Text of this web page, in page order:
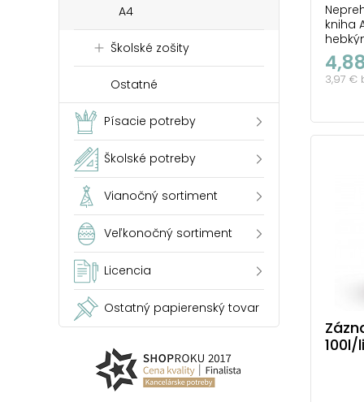
A4
Školské zošity
Ostatné
Písacie potreby
Školské potreby
Vianočný sortiment
Veľkonočný sortiment
Licencia
Ostatný papierenský tovar
kniha
na
linka
cena
3,97 €
100l/